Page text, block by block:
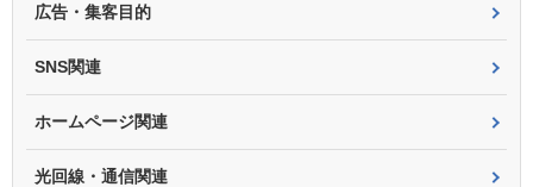
広告・集客目的
SNS関連
ホームページ関連
光回線・通信関連